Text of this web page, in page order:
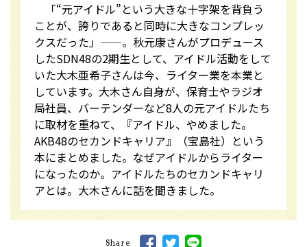
「“元アイドル”という大きな十字架を背負う
ことが、誇りであると同時に大きなコンプレッ
クスだった」——。秋元康さんがプロデュース
したSDN48の2期生として、アイドル活動をして
いた大木亜希子さんは今、ライター業を本業と
しています。大木さん自身が、保育士やラジオ
局社員、バーテンダーなど8人の元アイドルたち
に取材を重ねて、『アイドル、やめました。
AKB48のセカンドキャリア』（宝島社）という
本にまとめました。なぜアイドルからライター
になったのか。アイドルたちのセカンドキャリ
アとは。大木さんに話を聞きました。
Share